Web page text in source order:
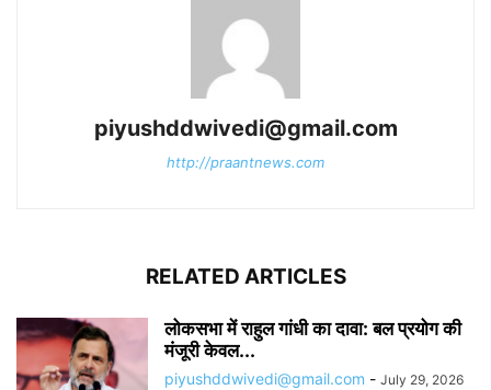
piyushddwivedi@gmail.com
http://praantnews.com
RELATED ARTICLES
लोकसभा में राहुल गांधी का दावा: बल प्रयोग की
मंजूरी केवल...
piyushddwivedi@gmail.com - July 29, 2026